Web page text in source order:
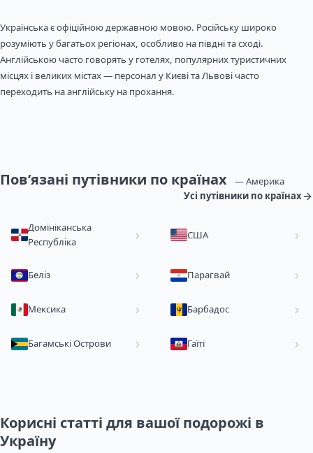
Українська є офіційною державною мовою. Російську широко
розуміють у багатьох регіонах, особливо на півдні та сході.
Англійською часто говорять у готелях, популярних туристичних
місцях і великих містах — персонал у Києві та Львові часто
переходить на англійську на прохання.
Пов’язані путівники по країнах
— Америка
Усі путівники по країнах
Домініканська
Республіка
США
Беліз Парагвай
Мексика Барбадос
Багамські Острови Гаїті
Корисні статті для вашої подорожі в
Україну